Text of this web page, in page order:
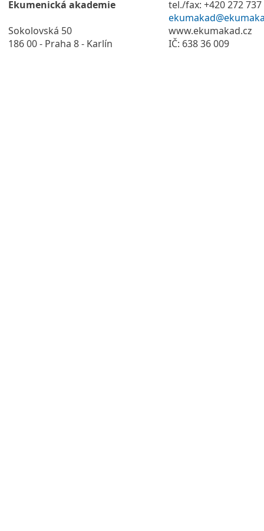
Ekumenická akademie
Sokolovská 50
186 00 - Praha 8 - Karlín
tel./fax: +420 272 737
www.ekumakad.cz
IČ: 638 36 009